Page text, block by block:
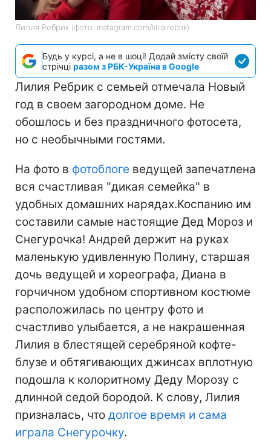
Лилия Ребрик (фото: instagram.com/liliia.rebrik)
Будь у курсі, а не в шоці! Додай змісту своїй
стрічці разом з РБК-Україна в Google
Лилия Ребрик с семьей отмечала Новый
год в своем загородном доме. Не
обошлось и без праздничного фотосета,
но с необычными гостями.
На фото в фотоблоге ведущей запечатлена
вся счастливая "дикая семейка" в
удобных домашних нарядах.Коспанию им
составили самые настоящие Дед Мороз и
Снегурочка! Андрей держит на руках
маленькую удивленную Полину, старшая
дочь ведущей и хореографа, Диана в
горчичном удобном спортивном костюме
расположилась по центру фото и
счастливо улыбается, а не накрашенная
Лилия в блестящей серебряной кофте-
блузе и обтягивающих джинсах вплотную
подошла к колоритному Деду Морозу с
длинной седой бородой. К слову, Лилия
призналась, что долгое время и сама
играла Снегурочку.